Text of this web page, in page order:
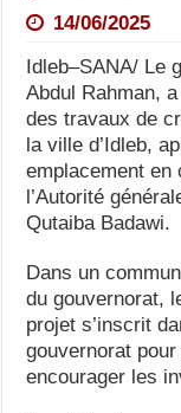
14/06/2025
Idleb–SANA/ Le
Abdul Rahman,
des travaux de
la ville d’Idleb,
emplacement en
l’Autorité
Qutaiba Badawi.
Dans un
du gouvernorat,
projet s’inscrit
gouvernorat
encourager les